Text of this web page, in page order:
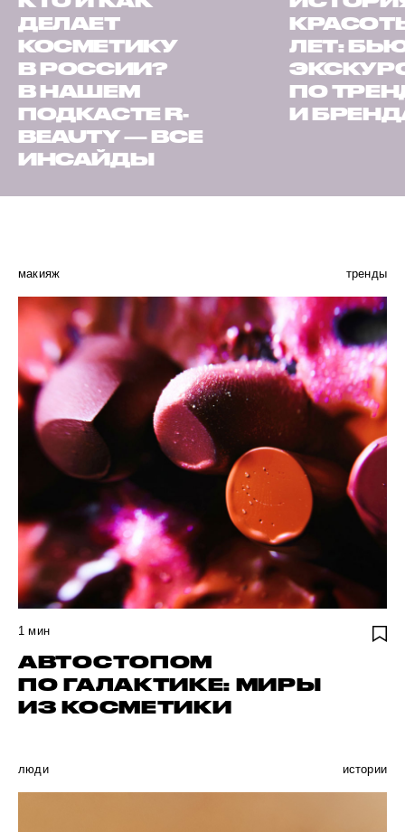
ДЕЛАЕТ
КОСМЕТИКУ
В РОССИИ?
В НАШЕМ
ПОДКАСТЕ R-
BEAUTY — ВСЕ
ИНСАЙДЫ
ЛЕТ:
ПО
И
макияж тренды
1 мин
АВТОСТОПОМ
ПО ГАЛАКТИКЕ: МИРЫ
ИЗ КОСМЕТИКИ
люди истории